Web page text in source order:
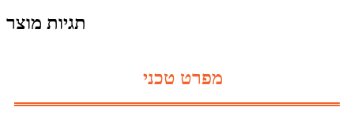
תגיות מוצר
מפרט טכני